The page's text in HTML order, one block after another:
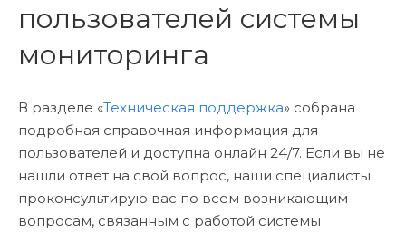
пользователей системы
мониторинга
В разделе «Техническая поддержка» собрана
подробная справочная информация для
пользователей и доступна онлайн 24/7. Если вы не
нашли ответ на свой вопрос, наши специалисты
проконсультирую вас по всем возникающим
вопросам, связанным с работой системы